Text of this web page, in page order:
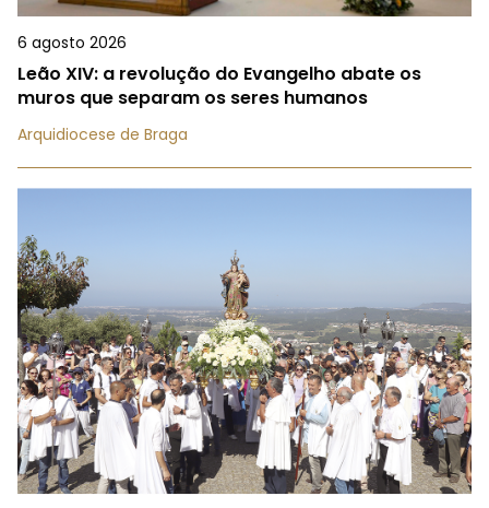
6 agosto 2026
Leão XIV: a revolução do Evangelho abate os
muros que separam os seres humanos
Arquidiocese de Braga